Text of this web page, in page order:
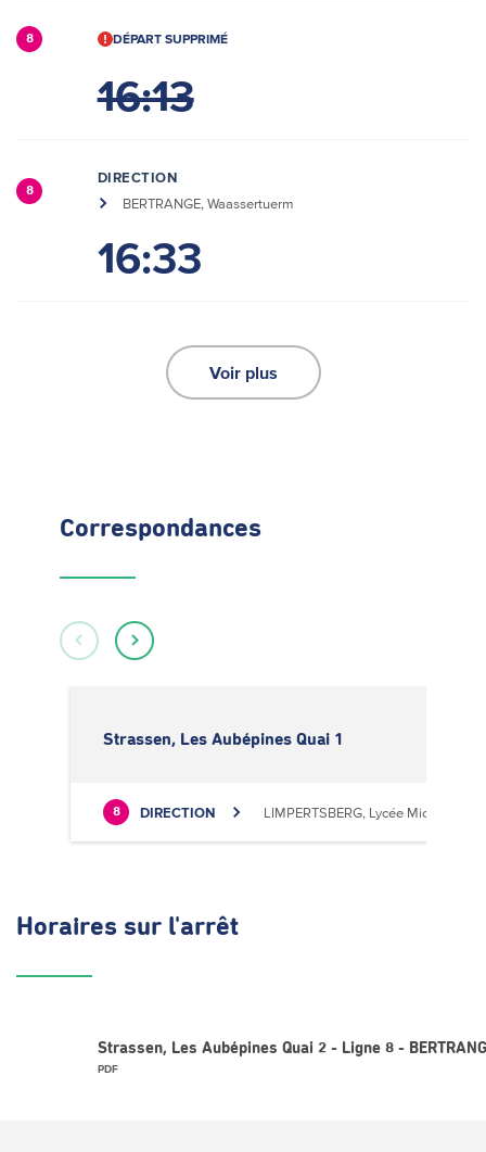
8 DÉPART SUPPRIMÉ
16:13
8
DIRECTION
BERTRANGE, Waassertuerm
16:33
Voir plus
Correspondances
Strassen, Les Aubépines Quai 1
8 DIRECTION LIMPERTSBERG, Lycée Michel
Horaires sur l'arrêt
Strassen, Les Aubépines Quai 2 - Ligne 8 -
PDF